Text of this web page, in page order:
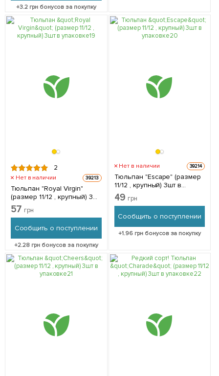
+3.2 грн бонусов за покупку
2
Нет в наличии 39213
Тюльпан "Royal Virgin"
(размер 11/12 , крупный) 3шт
в упаковке
57 грн
Сообщить о поступлении
+2.28 грн бонусов за покупку
Нет в наличии 39214
Тюльпан "Escape" (размер
11/12 , крупный) 3шт в
упаковке
49 грн
Сообщить о поступлении
+1.96грн бонусов за покупку